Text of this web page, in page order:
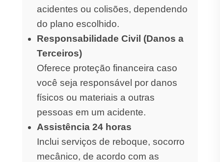
acidentes ou colisões, dependendo
do plano escolhido.
Responsabilidade Civil (Danos a
Terceiros)
Oferece proteção financeira caso
você seja responsável por danos
físicos ou materiais a outras
pessoas em um acidente.
Assistência 24 horas
Inclui serviços de reboque, socorro
mecânico, de acordo com as